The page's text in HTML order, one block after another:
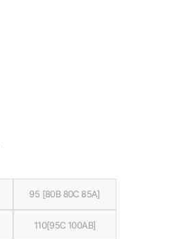
95 [80B 80C 85A]
110[95C 100AB]